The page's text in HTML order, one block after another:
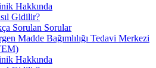
Hakkında
Gidilir?
Sorulan Sorular
Madde Bağımlılığı Tedavi Merkezi
Hakkında